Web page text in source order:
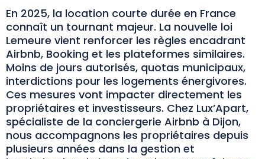
En 2025, la location courte durée en France
connaît un tournant majeur. La nouvelle loi
Lemeure vient renforcer les règles encadrant
Airbnb, Booking et les plateformes similaires.
Moins de jours autorisés, quotas municipaux,
interdictions pour les logements énergivores.
Ces mesures vont impacter directement les
propriétaires et investisseurs. Chez Lux’Apart,
spécialiste de la conciergerie Airbnb à Dijon,
nous accompagnons les propriétaires depuis
plusieurs années dans la gestion et